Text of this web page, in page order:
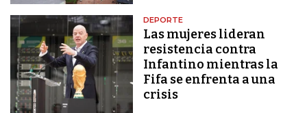
DEPORTE
Las mujeres lideran
resistencia contra
Infantino mientras la
Fifa se enfrenta a una
crisis